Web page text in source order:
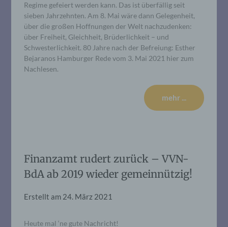
Regime gefeiert werden kann. Das ist überfällig seit
sieben Jahrzehnten. Am 8. Mai wäre dann Gelegenheit,
über die großen Hoffnungen der Welt nachzudenken:
über Freiheit, Gleichheit, Brüderlichkeit – und
Schwesterlichkeit. 80 Jahre nach der Befreiung: Esther
Bejaranos Hamburger Rede vom 3. Mai 2021 hier zum
Nachlesen.
mehr ...
Finanzamt rudert zurück – VVN-
BdA ab 2019 wieder gemeinnützig!
Erstellt am 24. März 2021
Heute mal ‘ne gute Nachricht!